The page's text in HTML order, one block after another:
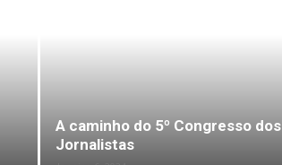
A caminho do 5º Congresso dos
Jornalistas